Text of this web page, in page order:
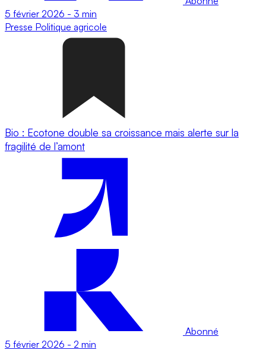
5 février 2026 - 3 min
Presse Politique agricole
Bio : Ecotone double sa croissance mais alerte sur la
fragilité de l’amont
Abonné
5 février 2026 - 2 min